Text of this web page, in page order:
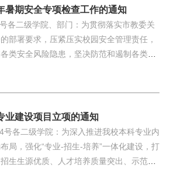
关事项通知如下：一、切实做好安全自查
按照“党政同责、一岗双责、齐抓共管、失
安全、管业务必须管安全、管生产经营必
压实安全责任，落实到人，认真排查安全隐
目表》（2026年），检查实验室水、电、
合适，是否定期检查灭火设备。（2）存在
域，有无配置应急喷淋和洗眼装置。有防
防护具有爆炸危险性的仪器设
暑期安全专项检查工作的通知
各二级学院、部门：为贯彻落实市教委关
部署要求，压紧压实校园安全管理责任，
类安全风险隐患，坚决防范和遏制各类安
校师生生命财产安全和校园大局持续稳
级学院、部门要全面对照本次专项检查内
负责”安全责任制，对本单位管辖区域、
、师生活动区域及所属设施设备开展全方
立安全隐患自查台账，实行“台账式管理、
业建设项目立项的通知
各二级学院：为深入推进我校本科专业内
局，强化“专业-招生-培养”一体化建设，打
生生源优质、人才培养质量突出、示范引
助力学校教育高质量发展。根据《上海建